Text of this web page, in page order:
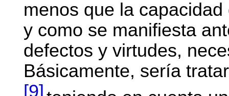
menos que la
y como se manifiesta
defectos y virtudes,
Básicamente, sería
[9]